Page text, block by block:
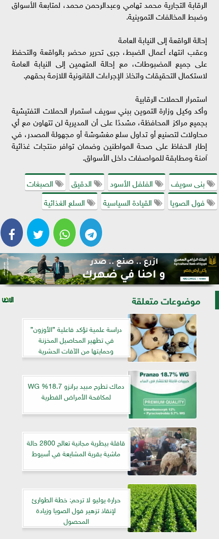
الرقابة التجارية محمد تهامي وعبدالرحمن محمد، لمتابعة الأسواق
وضبط المخالفات التموينية.
إحالة الواقعة إلى النيابة العامة
وعقب انتهاء أعمال الضبط، جرى تحرير محضر بالواقعة والتحفظ
على جميع المضبوطات، مع إحالة المتهمين إلى النيابة العامة
لاستكمال التحقيقات واتخاذ الإجراءات القانونية اللازمة بحقهم.
استمرار الحملات الرقابية
وأكد وكيل وزارة التموين ببني سويف استمرار الحملات التفتيشية
بجميع مراكز المحافظة، مشددًا على أن المديرية لن تتهاون مع أي
محاولات لتصنيع أو تداول سلع مغشوشة أو مجهولة المصدر، في
إطار الحفاظ على صحة المواطنين وضمان توافر منتجات غذائية
آمنة ومطابقة للمواصفات داخل الأسواق.
بنى سويف
الفلفل الأسود الدقيق
الصبغات
فول الصويا
القيادة السياسية السلع الغذائية
موضوعات متعلقة
دراسة علمية تؤكد فاعلية ”الأوزون”
في تطهير المحاصيل المخزنة
وحمايتها من الآفات الحشرية
دماك تطرح مبيد برانزو 18.7% WG
لمكافحة الأمراض الفطرية
قافلة بيطرية مجانية تعالج 2800 حالة
ماشية بقرية المشايعة في أسيوط
حرارة يوليو لا ترحم: خطة الطوارئ
لإنقاذ تزهير فول الصويا وزيادة
المحصول